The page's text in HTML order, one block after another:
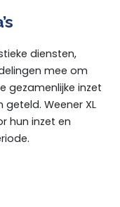
diensten,
mee om
gezamenlijke inzet
Weener XL
hun inzet en